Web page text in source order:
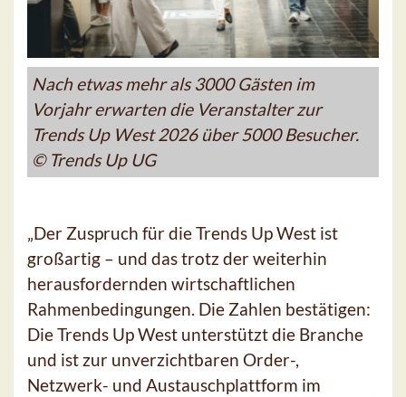
Nach etwas mehr als 3000 Gästen im
Vorjahr erwarten die Veranstalter zur
Trends Up West 2026 über 5000 Besucher.
© Trends Up UG
„Der Zuspruch für die Trends Up West ist
großartig – und das trotz der weiterhin
herausfordernden wirtschaftlichen
Rahmenbedingungen. Die Zahlen bestätigen:
Die Trends Up West unterstützt die Branche
und ist zur unverzichtbaren Order-,
Netzwerk- und Austauschplattform im